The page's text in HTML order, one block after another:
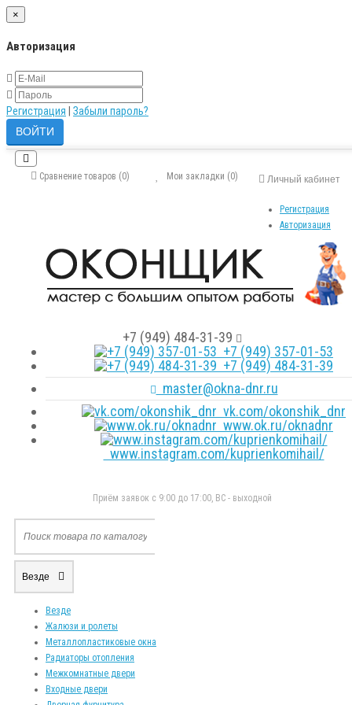
×
Авторизация
Регистрация Забыли пароль?
Личный кабинет
Регистрация
Авторизация
Мои закладки (0)
Сравнение товаров (0)
+7 (949) 484-31-39
+7 (949) 357-01-53
+7 (949) 484-31-39
master@okna-dnr.ru
vk.com/okonshik_dnr
www.ok.ru/oknadnr
www.instagram.com/kuprienkomihail/
Приём заявок с 9:00 до 17:00, ВС - выходной
Везде
Везде
Жалюзи и ролеты
Металлопластиковые окна
Радиаторы отопления
Межкомнатные двери
Входные двери